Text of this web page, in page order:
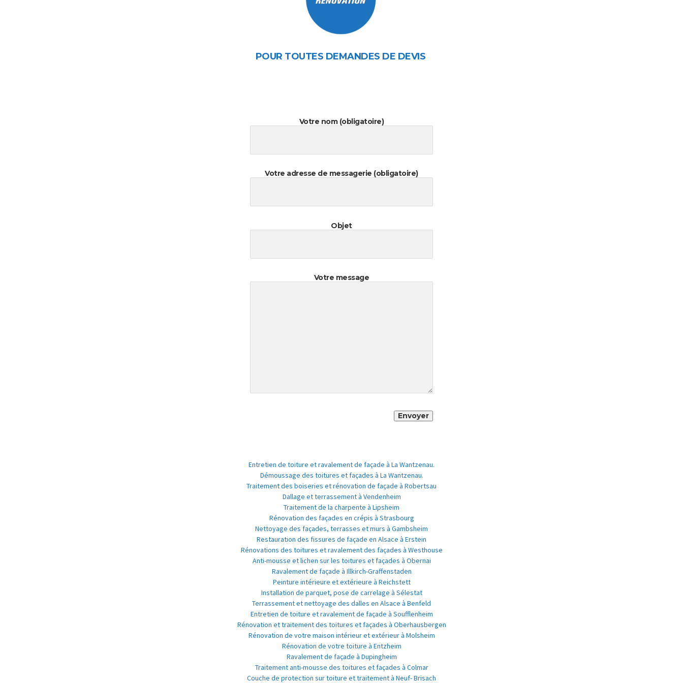
POUR TOUTES DEMANDES DE DEVIS
Votre nom (obligatoire)
Votre adresse de messagerie (obligatoire)
Objet
Votre message
Entretien de toiture et ravalement de façade à La Wantzenau.
Démoussage des toitures et façades à La Wantzenau.
Traitement des boiseries et rénovation de façade à Robertsau
Dallage et terrassement à Vendenheim
Traitement de la charpente à Lipsheim
Rénovation des façades en crépis à Strasbourg
Nettoyage des façades, terrasses et murs à Gambsheim
Restauration des fissures de façade en Alsace à Erstein
Rénovations des toitures et ravalement des façades à Westhouse
Anti-mousse et lichen sur les toitures et façades à Obernai
Ravalement de façade à Illkirch-Graffenstaden
Peinture intérieure et extérieure à Reichstett
Installation de parquet, pose de carrelage à Sélestat
Terrassement et nettoyage des dalles en Alsace à Benfeld
Entretien de toiture et ravalement de façade à Soufflenheim
Rénovation et traitement des toitures et façades à Oberhausbergen
Rénovation de votre maison intérieur et extérieur à Molsheim
Rénovation de votre toiture à Entzheim
Ravalement de façade à Dupingheim
Traitement anti-mousse des toitures et façades à Colmar
Couche de protection sur toiture et traitement à Neuf- Brisach